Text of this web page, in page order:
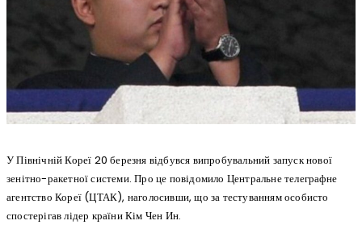
У Північній Кореї 20 березня відбувся випробувальний запуск нової
зенітно-ракетної системи. Про це повідомило Центральне телеграфне
агентство Кореї (ЦТАК), наголосивши, що за тестуванням особисто
спостерігав лідер країни Кім Чен Ин.